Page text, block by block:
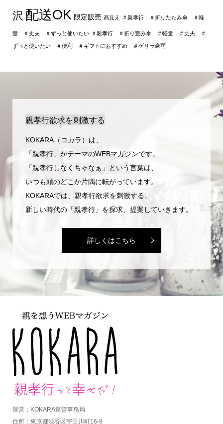
沢 配送OK 限定販売 高見え ＃親孝行 ＃折りたたみ傘 ＃軽
量 ＃丈夫 ＃ずっと使いたい ＃親孝行 ＃折り畳み傘 ＃軽量 ＃丈夫 ＃
ずっと使いたい ＃便利 ＃ギフトにおすすめ ＃ゲリラ豪雨
親孝行欲求を刺激する
KOKARA（コカラ）は、
「親孝行」がテーマのWEBマガジンです。
「親孝行しなくちゃなぁ」という言葉は、
いつも頭のどこか片隅に転がっています。
KOKARAでは、親孝行欲求を刺激する、
新しい時代の「親孝行」を探求、提案していきます。
詳しくはこちら
運営：KOKARA運営事務局
住所：東京都渋谷区宇田川町16-8